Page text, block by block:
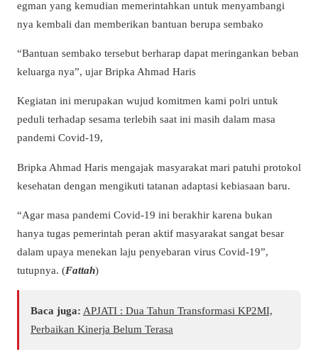
egman yang kemudian memerintahkan untuk menyambangi
nya kembali dan memberikan bantuan berupa sembako
“Bantuan sembako tersebut berharap dapat meringankan beban
keluarga nya”, ujar Bripka Ahmad Haris
Kegiatan ini merupakan wujud komitmen kami polri untuk
peduli terhadap sesama terlebih saat ini masih dalam masa
pandemi Covid-19,
Bripka Ahmad Haris mengajak masyarakat mari patuhi protokol
kesehatan dengan mengikuti tatanan adaptasi kebiasaan baru.
“Agar masa pandemi Covid-19 ini berakhir karena bukan
hanya tugas pemerintah peran aktif masyarakat sangat besar
dalam upaya menekan laju penyebaran virus Covid-19”,
tutupnya. (Fattah)
Baca juga: APJATI : Dua Tahun Transformasi KP2MI,
Perbaikan Kinerja Belum Terasa